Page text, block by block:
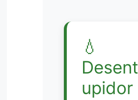
💧
Desent
upidor